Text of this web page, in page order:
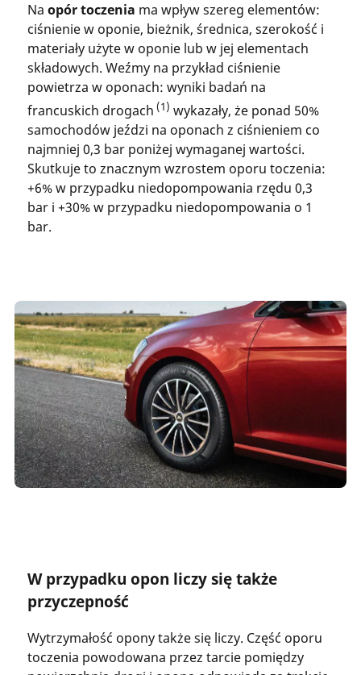
Na opór toczenia ma wpływ szereg elementów:
ciśnienie w oponie, bieżnik, średnica, szerokość i
materiały użyte w oponie lub w jej elementach
składowych. Weźmy na przykład ciśnienie
powietrza w oponach: wyniki badań na
francuskich drogach (1) wykazały, że ponad 50%
samochodów jeździ na oponach z ciśnieniem co
najmniej 0,3 bar poniżej wymaganej wartości.
Skutkuje to znacznym wzrostem oporu toczenia:
+6% w przypadku niedopompowania rzędu 0,3
bar i +30% w przypadku niedopompowania o 1
bar.
W przypadku opon liczy się także
przyczepność
Wytrzymałość opony także się liczy. Część oporu
toczenia powodowana przez tarcie pomiędzy